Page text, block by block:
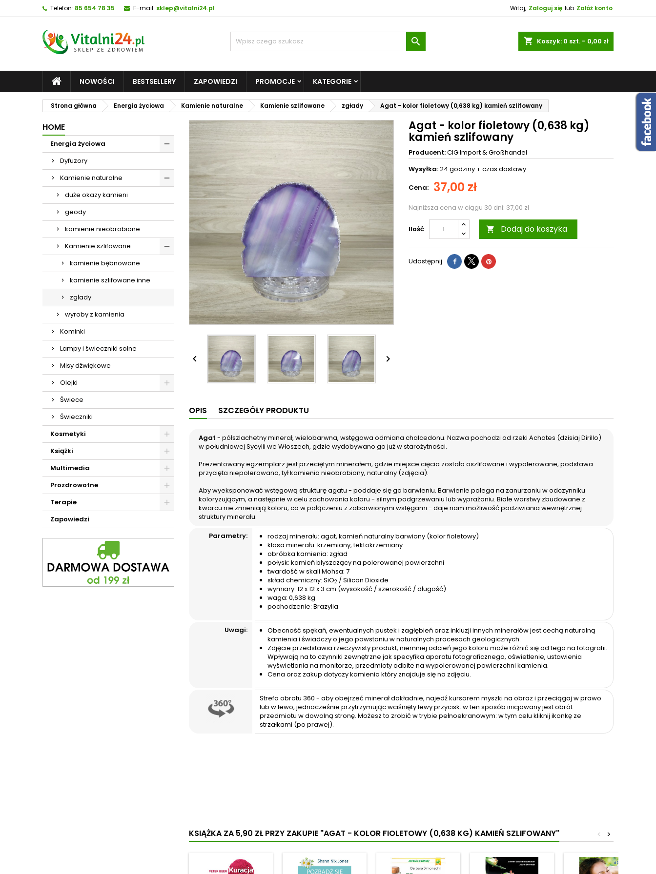
Telefon: 85 654 78 35 E-mail: sklep@vitalni24.pl Witaj, Zaloguj się lub Załóż konto
shopping_cart Koszyk: 0 szt. - 0,00 zł

NOWOŚCI BESTSELLERY ZAPOWIEDZI PROMOCJE KATEGORIE
Strona główna Energia życiowa Kamienie naturalne Kamienie szlifowane zgłady Agat - kolor fioletowy (0,638 kg) kamień szlifowany
HOME
Energia życiowa
Dyfuzory
Kamienie naturalne
duże okazy kamieni
geody
kamienie nieobrobione
Kamienie szlifowane
kamienie bębnowane
kamienie szlifowane inne
zgłady
wyroby z kamienia
Kominki
Lampy i świeczniki solne
Misy dźwiękowe
Olejki
Świece
Świeczniki
Kosmetyki
Książki
Multimedia
Prozdrowotne
Terapie
Zapowiedzi
 
Agat - kolor fioletowy (0,638 kg)
kamień szlifowany
Producent:CIG Import & Großhandel
Wysyłka:24 godziny + czas dostawy
Cena: 37,00 zł
Najniższa cena w ciągu 30 dni: 37,00 zł
Ilość  Dodaj do koszyka
Udostępnij
OPIS SZCZEGÓŁY PRODUKTU
Agat - półszlachetny minerał, wielobarwna, wstęgowa odmiana chalcedonu. Nazwa pochodzi od rzeki Achates (dzisiaj Dirillo)
w południowej Sycylii we Włoszech, gdzie wydobywano go już w starożytności.
Prezentowany egzemplarz jest przeciętym minerałem, gdzie miejsce cięcia zostało oszlifowane i wypolerowane, podstawa
przycięta niepolerowana, tył kamienia nieobrobiony, naturalny (zdjęcia).
Aby wyeksponować wstęgową strukturę agatu - poddaje się go barwieniu. Barwienie polega na zanurzaniu w odczynniku
koloryzującym, a następnie w celu zachowania koloru - silnym podgrzewaniu lub wyprażaniu. Białe warstwy zbudowane z
kwarcu nie zmieniają koloru, co w połączeniu z zabarwionymi wstęgami - daje nam możliwość podziwiania wewnętrznej
struktury minerału.
Parametry:
rodzaj minerału: agat, kamień naturalny barwiony (kolor fioletowy)
klasa minerału: krzemiany, tektokrzemiany
obróbka kamienia: zgład
połysk: kamień błyszczący na polerowanej powierzchni
twardość w skali Mohsa: 7
skład chemiczny: SiO2 / Silicon Dioxide
wymiary: 12 x 12 x 3 cm (wysokość / szerokość / długość)
waga: 0,638 kg
pochodzenie: Brazylia
Uwagi:
Obecność spękań, ewentualnych pustek i zagłębień oraz inkluzji innych minerałów jest cechą naturalną
kamienia i świadczy o jego powstaniu w naturalnych procesach geologicznych.
Zdjęcie przedstawia rzeczywisty produkt, niemniej odcień jego koloru może różnić się od tego na fotografii.
Wpływają na to czynniki zewnętrzne jak specyfika aparatu fotograficznego, oświetlenie, ustawienia
wyświetlania na monitorze, przedmioty odbite na wypolerowanej powierzchni kamienia.
Cena oraz zakup dotyczy kamienia który znajduje się na zdjęciu.
Strefa obrotu 360 - aby obejrzeć minerał dokładnie, najedź kursorem myszki na obraz i przeciągaj w prawo
lub w lewo, jednocześnie przytrzymując wciśnięty lewy przycisk: w ten sposób inicjowany jest obrót
przedmiotu w dowolną stronę. Możesz to zrobić w trybie pełnoekranowym: w tym celu kliknij ikonkę ze
strzałkami (po prawej).
KSIĄŻKA ZA 5,90 ZŁPRZY ZAKUPIE "AGAT - KOLOR FIOLETOWY (0,638 KG) KAMIEŃ SZLIFOWANY" >
<